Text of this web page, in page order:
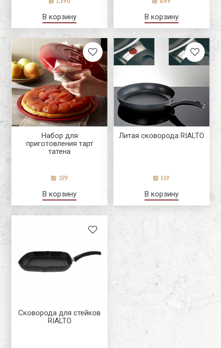
В корзину В корзину
Набор для
приготовления тарт
татена
379
В корзину
Литая сковорода RIALTO
119
В корзину
Сковорода для стейков
RIALTO